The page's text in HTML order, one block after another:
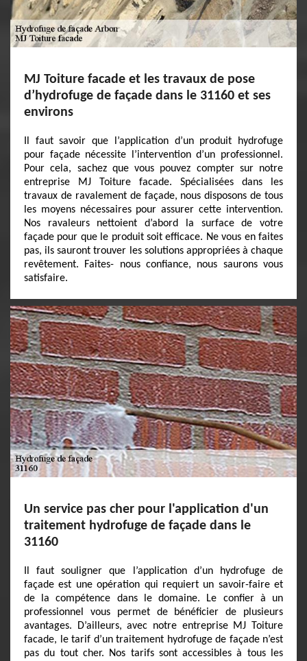
MJ Toiture facade et les travaux de pose
d’hydrofuge de façade dans le 31160 et ses
environs
Il faut savoir que l’application d’un produit hydrofuge
pour façade nécessite l’intervention d’un professionnel.
Pour cela, sachez que vous pouvez compter sur notre
entreprise MJ Toiture facade. Spécialisées dans les
travaux de ravalement de façade, nous disposons de tous
les moyens nécessaires pour assurer cette intervention.
Nos ravaleurs nettoient d’abord la surface de votre
façade pour que le produit soit efficace. Ne vous en faites
pas, ils sauront trouver les solutions appropriées à chaque
revêtement. Faites- nous confiance, nous saurons vous
satisfaire.
Un service pas cher pour l'application d'un
traitement hydrofuge de façade dans le
31160
Il faut souligner que l’application d’un hydrofuge de
façade est une opération qui requiert un savoir-faire et
de la compétence dans le domaine. Le confier à un
professionnel vous permet de bénéficier de plusieurs
avantages. D’ailleurs, avec notre entreprise MJ Toiture
facade, le tarif d’un traitement hydrofuge de façade n’est
pas du tout cher. Nos tarifs sont accessibles à tous les